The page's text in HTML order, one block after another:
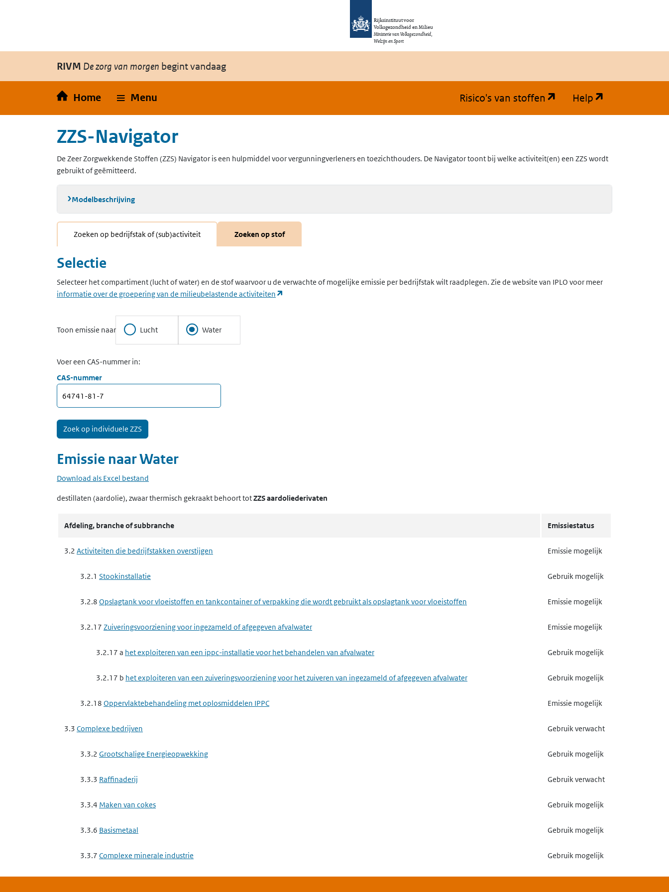
Rijksinstituut voor
Volksgezondheid en Milieu
Ministerie van Volksgezondheid,
Welzijn en Sport
RIVM De zorg van morgen begint vandaag
Home Menu Risico's van stoffen (opent in een nieuw
Help
ZZS-Navigator
De Zeer Zorgwekkende Stoffen (ZZS) Navigator is een hulpmiddel voor vergunningverleners en toezichthouders. De Navigator toont bij welke activiteit(en) een ZZS wordt
gebruikt of geëmitteerd.
Modelbeschrijving
Zoeken op bedrijfstak of (sub)activiteit Zoeken op stof
Selectie
Selecteer het compartiment (lucht of water) en de stof waarvoor u de verwachte of mogelijke emissie per bedrijfstak wilt raadplegen. Zie de website van IPLO voor meer
informatie over de groepering van de milieubelastende activiteiten
Toon emissie naar Lucht Water
Voer een CAS-nummer in:
CAS-nummer
Emissie naarWater
Download als Excel bestand
destillaten (aardolie), zwaar thermisch gekraakt behoort totZZS aardoliederivaten
Afdeling, branche of subbranche Emissiestatus
3.2 Activiteiten die bedrijfstakken overstijgen Emissie mogelijk
3.2.1 Stookinstallatie Gebruik mogelijk
3.2.8 Opslagtank voor vloeistoffen en tankcontainer of verpakking die wordt gebruikt als opslagtank voor vloeistoffen Emissie mogelijk
3.2.17 Zuiveringsvoorziening voor ingezameld of afgegeven afvalwater Emissie mogelijk
3.2.17 a het exploiteren van een ippc-installatie voor het behandelen van afvalwater Gebruik mogelijk
3.2.17 b het exploiteren van een zuiveringsvoorziening voor het zuiveren van ingezameld of afgegeven afvalwater Gebruik mogelijk
3.2.18 Oppervlaktebehandeling met oplosmiddelen IPPC Emissie mogelijk
3.3 Complexe bedrijven Gebruik verwacht
3.3.2 Grootschalige Energieopwekking Gebruik mogelijk
3.3.3 Raffinaderij Gebruik verwacht
3.3.4 Maken van cokes Gebruik mogelijk
3.3.6 Basismetaal Gebruik mogelijk
3.3.7 Complexe minerale industrie Gebruik mogelijk